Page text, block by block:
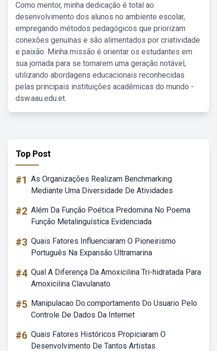
Como mentor, minha dedicação é total ao
desenvolvimento dos alunos no ambiente escolar,
empregando métodos pedagógicos que priorizam
conexões genuínas e são alimentados por criatividade
e paixão. Minha missão é orientar os estudantes em
sua jornada para se tornarem uma geração notável,
utilizando abordagens educacionais reconhecidas
pelas principais instituições acadêmicas do mundo -
dsw.aau.edu.et.
Top Post
#1 As Organizações Realizam Benchmarking
Mediante Uma Diversidade De Atividades
#2 Além Da Função Poética Predomina No Poema
Função Metalinguística Evidenciada
#3 Quais Fatores Influenciaram O Pioneirismo
Português Na Expansão Ultramarina
#4 Qual A Diferença Da Amoxicilina Tri-hidratada Para
Amoxicilina Clavulanato
#5 Manipulacao Do.comportamento Do Usuario Pelo
Controle De Dados Da Internet
#6 Quais Fatores Históricos Propiciaram O
Desenvolvimento De Tantos Artistas